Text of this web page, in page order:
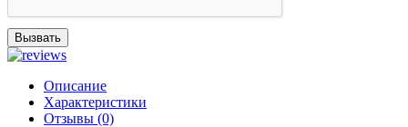
Вызвать
Описание
Характеристики
Отзывы (0)